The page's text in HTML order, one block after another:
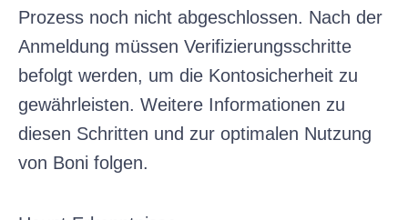
Prozess noch nicht abgeschlossen. Nach der
Anmeldung müssen Verifizierungsschritte
befolgt werden, um die Kontosicherheit zu
gewährleisten. Weitere Informationen zu
diesen Schritten und zur optimalen Nutzung
von Boni folgen.